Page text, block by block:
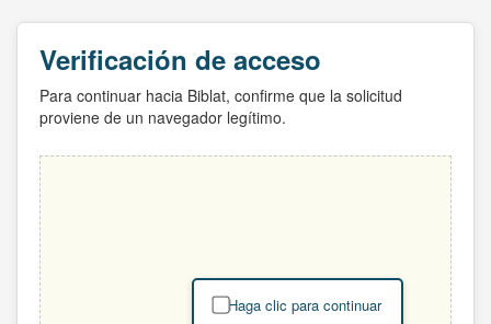
Verificación de acceso
Para continuar hacia Biblat, confirme que la solicitud
proviene de un navegador legítimo.
Haga clic para continuar